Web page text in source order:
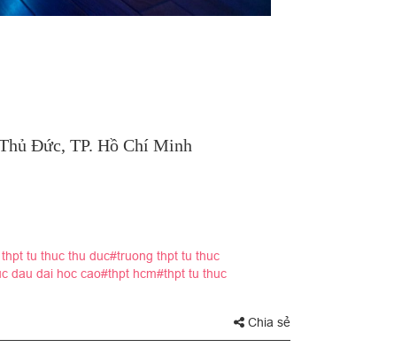
Đức, TP. Hồ Chí Minh
tu thuc thu duc#truong thpt tu thuc
dau dai hoc cao#thpt hcm#thpt tu thuc
Chia sẻ